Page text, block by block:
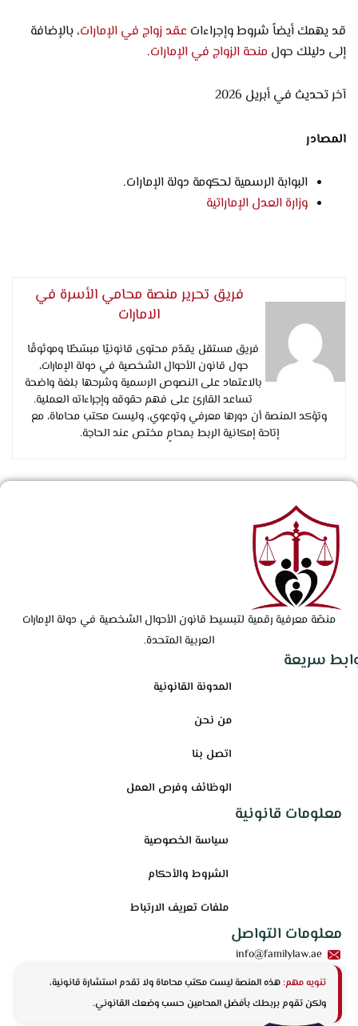
قد يهمك أيضاً شروط وإجراءات عقد زواج في الإمارات، بالإضافة
إلى دليلك حول منحة الزواج في الإمارات.
آخر تحديث في أبريل 2026
المصادر
البوابة الرسمية لحكومة دولة الإمارات.
وزارة العدل الإماراتية
فريق تحرير منصة محامي الأسرة في
الامارات
فريق مستقل يقدّم محتوى قانونيًا مبسّطًا وموثوقًا
حول قانون الأحوال الشخصية في دولة الإمارات،
بالاعتماد على النصوص الرسمية وشرحها بلغة واضحة
تساعد القارئ على فهم حقوقه وإجراءاته العملية.
وتؤكد المنصة أن دورها معرفي وتوعوي، وليست مكتب محاماة، مع
إتاحة إمكانية الربط بمحامٍ مختص عند الحاجة.
منصّة معرفية رقمية لتبسيط قانون الأحوال الشخصية في دولة الإمارات
العربية المتحدة.
سريعة
المدونة القانونية
من نحن
اتصل بنا
الوظائف وفرص العمل
معلومات قانونية
سياسة الخصوصية
الشروط والأحكام
ملفات تعريف الارتباط
معلومات التواصل
info@familylaw.ae
تنويه مهم:هذه المنصة ليست مكتب محاماة ولا تقدم استشارة قانونية،
ولكن تقوم بربطك بأفضل المحامين حسب وضعك القانوني.